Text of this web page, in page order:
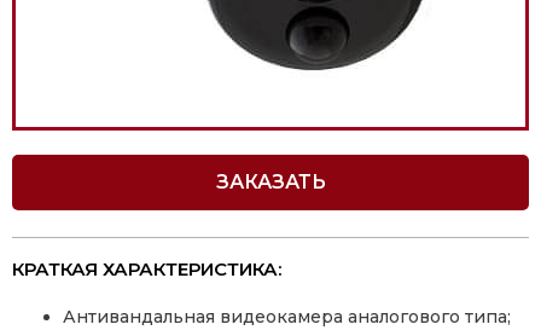
ЗАКАЗАТЬ
КРАТКАЯ ХАРАКТЕРИСТИКА:
Антивандальная видеокамера аналогового типа;